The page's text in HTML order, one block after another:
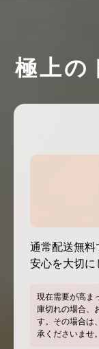
極上の
通常配送無料
安心を大切に
現在需要が高ま
庫切れの場合、
す。その場合は
承くださいませ。